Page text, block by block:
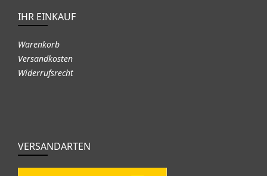
IHR EINKAUF
Warenkorb
Versandkosten
Widerrufsrecht
VERSANDARTEN